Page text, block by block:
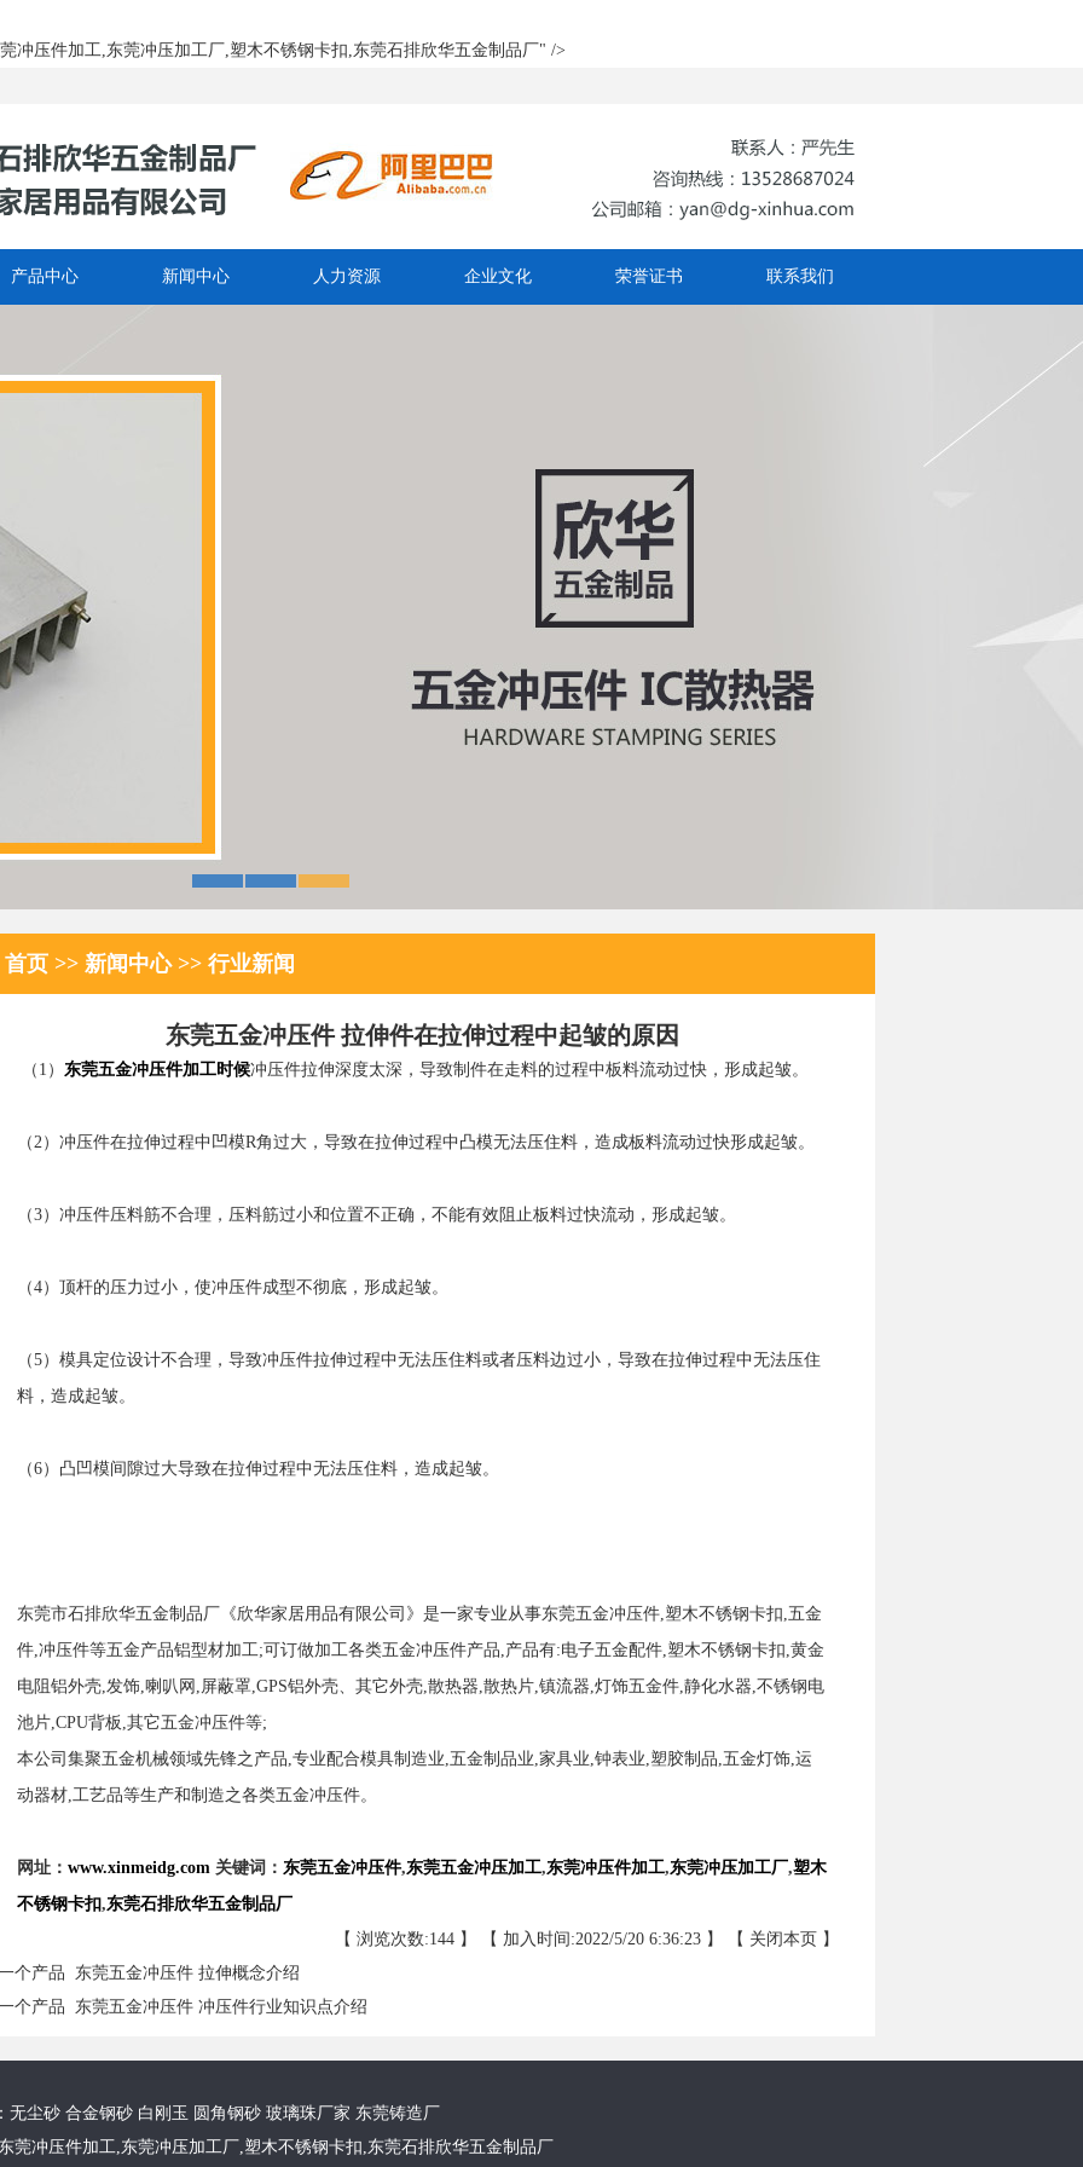
冲压件加工,东莞冲压加工厂,塑木不锈钢卡扣,东莞石排欣华五金制品厂" />
产品中心 新闻中心 人力资源 企业文化 荣誉证书 联系我们
1 2 3
首页 >> 新闻中心>> 行业新闻
东莞五金冲压件 拉伸件在拉伸过程中起皱的原因
（1） 东莞五金冲压件加工时候冲压件拉伸深度太深，导致制件在走料的过程中板料流动过快，形成起皱。
（2）冲压件在拉伸过程中凹模R角过大，导致在拉伸过程中凸模无法压住料，造成板料流动过快形成起皱。
（3）冲压件压料筋不合理，压料筋过小和位置不正确，不能有效阻止板料过快流动，形成起皱。
（4）顶杆的压力过小，使冲压件成型不彻底，形成起皱。
（5）模具定位设计不合理，导致冲压件拉伸过程中无法压住料或者压料边过小，导致在拉伸过程中无法压住
料，造成起皱。
（6）凸凹模间隙过大导致在拉伸过程中无法压住料，造成起皱。
东莞市石排欣华五金制品厂《欣华家居用品有限公司》是一家专业从事东莞五金冲压件,塑木不锈钢卡扣,五金
件,冲压件等五金产品铝型材加工;可订做加工各类五金冲压件产品,产品有:电子五金配件,塑木不锈钢卡扣,黄金
电阻铝外壳,发饰,喇叭网,屏蔽罩,GPS铝外壳、其它外壳,散热器,散热片,镇流器,灯饰五金件,静化水器,不锈钢电
池片,CPU背板,其它五金冲压件等;
本公司集聚五金机械领域先锋之产品,专业配合模具制造业,五金制品业,家具业,钟表业,塑胶制品,五金灯饰,运
动器材,工艺品等生产和制造之各类五金冲压件。
网址： www.xinmeidg.com 关键词： 东莞五金冲压件,东莞五金冲压加工,东莞冲压件加工,东莞冲压加工厂,塑木
不锈钢卡扣,东莞石排欣华五金制品厂
【 浏览次数:144 】 【 加入时间:2022/5/20 6:36:23 】 【 关闭本页 】
个产品 东莞五金冲压件 拉伸概念介绍
个产品 东莞五金冲压件 冲压件行业知识点介绍
无尘砂 合金钢砂 白刚玉 圆角钢砂 玻璃珠厂家 东莞铸造厂
莞冲压件加工,东莞冲压加工厂,塑木不锈钢卡扣,东莞石排欣华五金制品厂